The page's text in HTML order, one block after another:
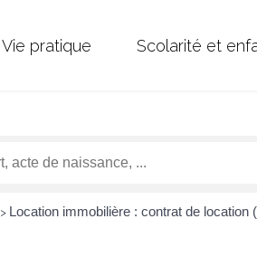
Vie pratique Scolarité et
> Location immobilière : contrat de location